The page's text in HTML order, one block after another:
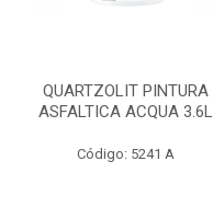
QUARTZOLIT PINTURA
ASFALTICA ACQUA 3.6L
Código: 5241 A